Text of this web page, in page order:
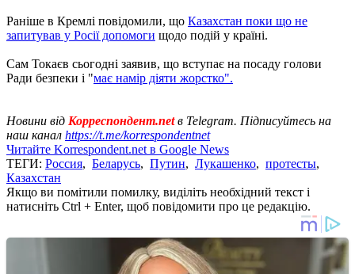
Раніше в Кремлі повідомили, що Казахстан поки що не
запитував у Росії допомоги щодо подій у країні.
Сам Токаєв сьогодні заявив, що вступає на посаду голови
Ради безпеки і "має намір діяти жорстко".
Новини від Корреспондент.netв Telegram. Підписуйтесь на
наш канал https://t.me/korrespondentnet
Читайте Korrespondent.net в Google News
ТЕГИ: Россия, Беларусь, Путин, Лукашенко, протесты,
Казахстан
Якщо ви помітили помилку, виділіть необхідний текст і
натисніть Ctrl + Enter, щоб повідомити про це редакцію.